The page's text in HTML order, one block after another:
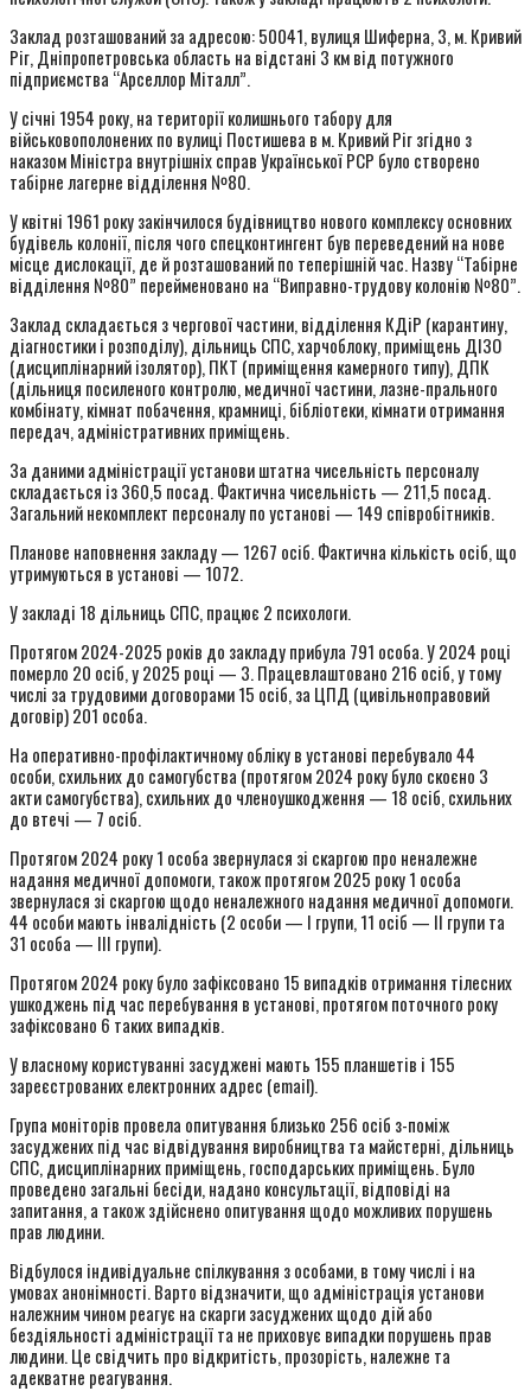
Заклад розташований за адресою: 50041, вулиця Шиферна, 3, м. Кривий
Ріг, Дніпропетровська область на відстані 3 км від потужного
підприємства “Арселлор Міталл”.
У січні 1954 року, на території колишнього табору для
військовополонених по вулиці Постишева в м. Кривий Ріг згідно з
наказом Міністра внутрішніх справ Української РСР було створено
табірне лагерне відділення №80.
У квітні 1961 року закінчилося будівництво нового комплексу основних
будівель колонії, після чого спецконтингент був переведений на нове
місце дислокації, де й розташований по теперішній час. Назву “Табірне
відділення №80” перейменовано на “Виправно-трудову колонію №80”.
Заклад складається з чергової частини, відділення КДіР (карантину,
діагностики і розподілу), дільниць СПС, харчоблоку, приміщень ДІЗО
(дисциплінарний ізолятор), ПКТ (приміщення камерного типу), ДПК
(дільниця посиленого контролю, медичної частини, лазне-прального
комбінату, кімнат побачення, крамниці, бібліотеки, кімнати отримання
передач, адміністративних приміщень.
За даними адміністрації установи штатна чисельність персоналу
складається із 360,5 посад. Фактична чисельність — 211,5 посад.
Загальний некомплект персоналу по установі — 149 співробітників.
Планове наповнення закладу — 1267 осіб. Фактична кількість осіб, що
утримуються в установі — 1072.
У закладі 18 дільниць СПС, працює 2 психологи.
Протягом 2024-2025 років до закладу прибула 791 особа. У 2024 році
померло 20 осіб, у 2025 році — 3. Працевлаштовано 216 осіб, у тому
числі за трудовими договорами 15 осіб, за ЦПД (цивільноправовий
договір) 201 особа.
На оперативно-профілактичному обліку в установі перебувало 44
особи, схильних до самогубства (протягом 2024 року було скоєно 3
акти самогубства), схильних до членоушкодження — 18 осіб, схильних
до втечі — 7 осіб.
Протягом 2024 року 1 особа звернулася зі скаргою про неналежне
надання медичної допомоги, також протягом 2025 року 1 особа
звернулася зі скаргою щодо неналежного надання медичної допомоги.
44 особи мають інвалідність (2 особи — І групи, 11 осіб — ІІ групи та
31 особа — ІІІ групи).
Протягом 2024 року було зафіксовано 15 випадків отримання тілесних
ушкоджень під час перебування в установі, протягом поточного року
зафіксовано 6 таких випадків.
У власному користуванні засуджені мають 155 планшетів і 155
зареєстрованих електронних адрес (email).
Група моніторів провела опитування близько 256 осіб з-поміж
засуджених під час відвідування виробництва та майстерні, дільниць
СПС, дисциплінарних приміщень, господарських приміщень. Було
проведено загальні бесіди, надано консультації, відповіді на
запитання, а також здійснено опитування щодо можливих порушень
прав людини.
Відбулося індивідуальне спілкування з особами, в тому числі і на
умовах анонімності. Варто відзначити, що адміністрація установи
належним чином реагує на скарги засуджених щодо дій або
бездіяльності адміністрації та не приховує випадки порушень прав
людини. Це свідчить про відкритість, прозорість, належне та
адекватне реагування.